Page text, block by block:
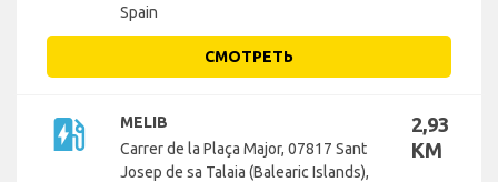
Spain
СМОТРЕТЬ
ev_station
MELIB
Carrer de la Plaça Major, 07817 Sant
Josep de sa Talaia (Balearic Islands),
2,93
KM